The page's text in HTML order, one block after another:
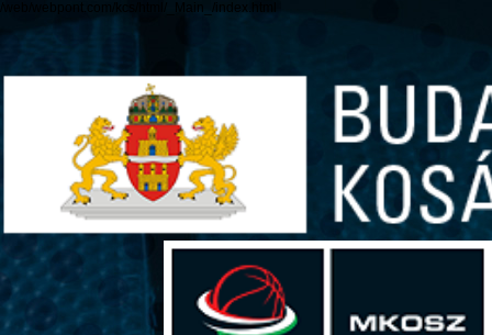
/web/webpont.com/kcs/html/_Main_/index.html